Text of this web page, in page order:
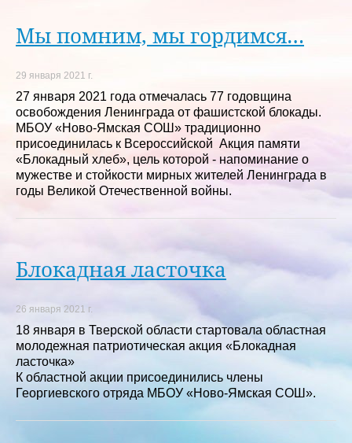
Мы помним, мы гордимся…
29 января 2021 г.
27 января 2021 года отмечалась 77 годовщина
освобождения Ленинграда от фашистской блокады.
МБОУ «Ново-Ямская СОШ» традиционно
присоединилась к Всероссийской Акция памяти
«Блокадный хлеб», цель которой - напоминание о
мужестве и стойкости мирных жителей Ленинграда в
годы Великой Отечественной войны.
Блокадная ласточка
26 января 2021 г.
18 января в Тверской области стартовала областная
молодежная патриотическая акция «Блокадная
ласточка»
К областной акции присоединились члены
Георгиевского отряда МБОУ «Ново-Ямская СОШ».